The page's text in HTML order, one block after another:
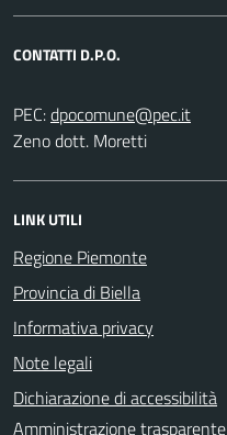
CONTATTI D.P.O.
PEC:
Zeno dott. Moretti
LINK UTILI
Regione Piemonte
Provincia di Biella
Informativa privacy
Note legali
Dichiarazione di accessibilità
Amministrazione trasparente